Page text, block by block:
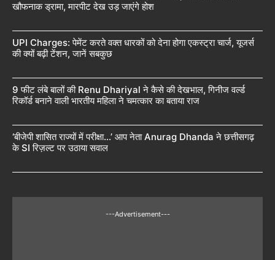
खौफनाक ड्रामा, मारपीट देख उड़ जाएंगे होश
UPI Charges: पेमेंट करते वक्त धारकों को देना होगा एकस्ट्रा चार्ज, यूजर्स
की क्यों बढ़ी टेंशन, जानें सबकुछ
9 फीट लंबे बालों की Renu Dhariyal ने कैसे की देखभाल, गिनीज वर्ल्ड
रिकॉर्ड बनाने वाली भारतीय महिला ने चमत्कार का बताया राज
‘बीजेपी शासित राज्यों में परीक्षा…’ आप नेता Anurag Dhanda ने छत्तीसगढ़
के SI रिज़ल्ट पर उठाया सवाल
---Advertisement---